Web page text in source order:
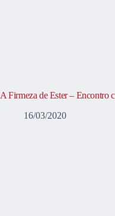
A Firmeza de Ester – Encontro
16/03/2020